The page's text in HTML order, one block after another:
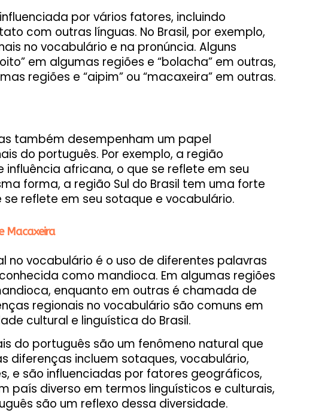
por vários fatores, incluindo
com outras línguas. No Brasil, por exemplo,
no vocabulário e na pronúncia. Alguns
em algumas regiões e “bolacha” em outras,
regiões e “aipim” ou “macaxeira” em outras.
também desempenham um papel
do português. Por exemplo, a região
africana, o que se reflete em seu
forma, a região Sul do Brasil tem uma forte
reflete em seu sotaque e vocabulário.
Macaxeira
no vocabulário é o uso de diferentes palavras
como mandioca. Em algumas regiões
enquanto em outras é chamada de
regionais no vocabulário são comuns em
cultural e linguística do Brasil.
do português são um fenômeno natural que
diferenças incluem sotaques, vocabulário,
e são influenciadas por fatores geográficos,
país diverso em termos linguísticos e culturais,
são um reflexo dessa diversidade.